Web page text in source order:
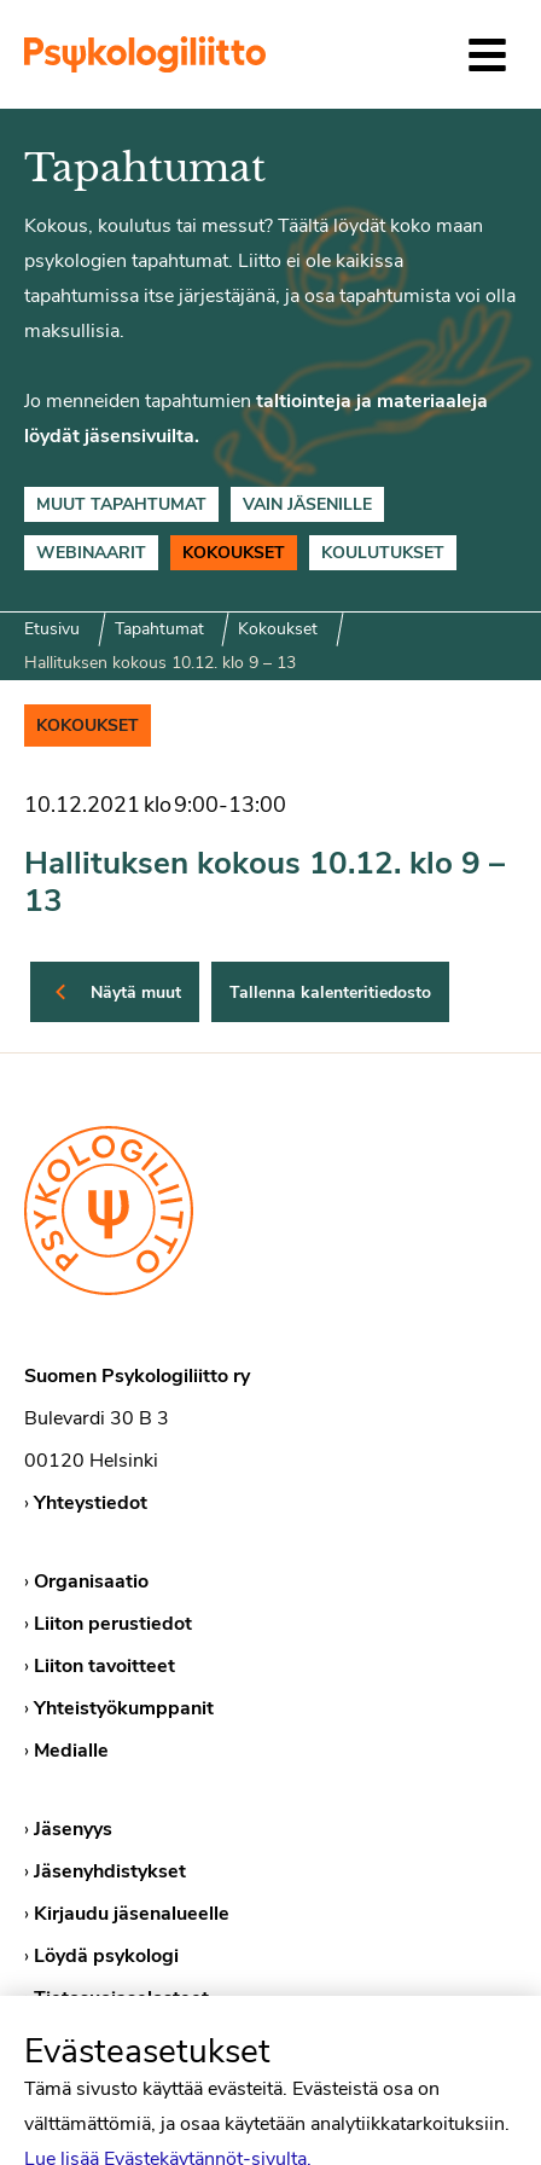
Tapahtumat
Kokous, koulutus tai messut? Täältä löydät koko maan
psykologien tapahtumat. Liitto ei ole kaikissa
tapahtumissa itse järjestäjänä, ja osa tapahtumista voi olla
maksullisia.
Jo menneiden tapahtumientaltiointeja ja materiaaleja
löydät jäsensivuilta.
MUUT TAPAHTUMAT VAIN JÄSENILLE
WEBINAARIT KOKOUKSET KOULUTUKSET
Etusivu Tapahtumat
Kokoukset
Hallituksen kokous 10.12. klo 9 – 13
KOKOUKSET
10.12.2021 klo9:00-13:00
Hallituksen kokous 10.12. klo 9 –
13
Näytä muut
Suomen Psykologiliitto ry
Bulevardi 30 B 3
00120 Helsinki
›Yhteystiedot
›Organisaatio
› Liiton perustiedot
› Liiton tavoitteet
›Yhteistyökumppanit
› Medialle
›Jäsenyys
›Jäsenyhdistykset
› Kirjaudu jäsenalueelle
› Löydä psykologi
›Tietosuojaselosteet
›Evästekäytännöt
Evästeasetukset
Tämä sivusto käyttää evästeitä. Evästeistä osa on
välttämättömiä, ja osaa käytetään analytiikkatarkoituksiin.
Lue lisää Evästekäytännöt-sivulta.